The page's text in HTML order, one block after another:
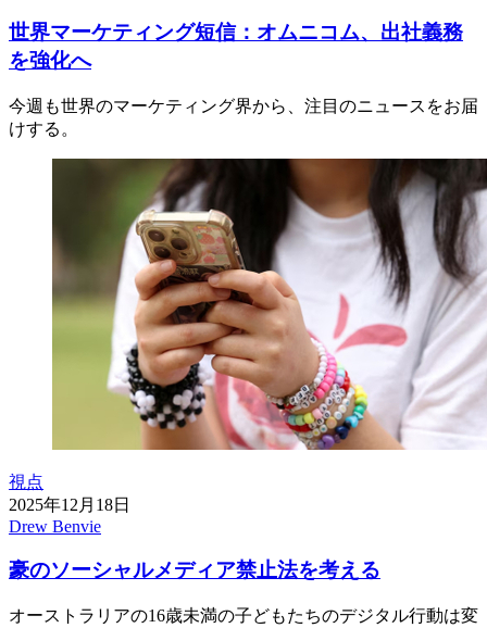
世界マーケティング短信：オムニコム、出社義務
を強化へ
今週も世界のマーケティング界から、注目のニュースをお届
けする。
視点
2025年12月18日
Drew Benvie
豪のソーシャルメディア禁止法を考える
オーストラリアの16歳未満の子どもたちのデジタル行動は変